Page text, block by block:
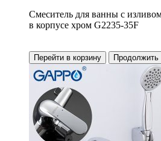
Смеситель для ванны с
в корпусе хром G2235-35F
Перейти в корзину Продолжить